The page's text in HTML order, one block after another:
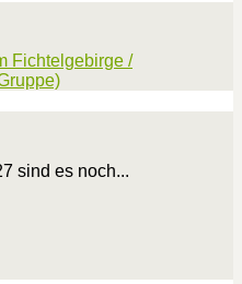
Fichtelgebirge /
sind es noch...